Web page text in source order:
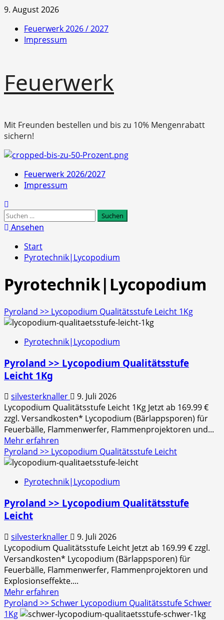
Zum
springen
9. August 2026
Feuerwerk 2026 / 2027
Impressum
Feuerwerk
Mit Freunden bestellen und bis zu 10% Mengenrabatt
sichern!
Primäres
Menü
Feuerwerk 2026/2027
Impressum
Suchen
nach:
Ansehen
Start
Pyrotechnik|Lycopodium
Pyrotechnik|Lycopodium
Pyroland >> Lycopodium Qualitätsstufe Leicht 1Kg
Pyrotechnik|Lycopodium
Pyroland >> Lycopodium Qualitätsstufe
Leicht 1Kg
silvesterknaller
9. Juli 2026
Lycopodium Qualitätsstufe Leicht 1Kg Jetzt ab 169.99 €
zzgl. Versandkosten* Lycopodium (Bärlappsporen) für
Feuerbälle, Flammenwerfer, Flammenprojektoren und...
Mehr erfahren
Informationen
über
>>
Qualitätsstufe
Pyroland >> Lycopodium Qualitätsstufe Leicht
Pyrotechnik|Lycopodium
Pyroland >> Lycopodium Qualitätsstufe
Leicht
silvesterknaller
9. Juli 2026
Lycopodium Qualitätsstufe Leicht Jetzt ab 169.99 € zzgl.
Versandkosten* Lycopodium (Bärlappsporen) für
Feuerbälle, Flammenwerfer, Flammenprojektoren und
Explosionseffekte....
Mehr erfahren
Informationen
über
Pyroland >> Schwer Lycopodium Qualitätsstufe Schwer
1Kg